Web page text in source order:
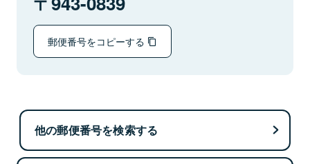
郵便番号をコピーする
他の郵便番号を検索する